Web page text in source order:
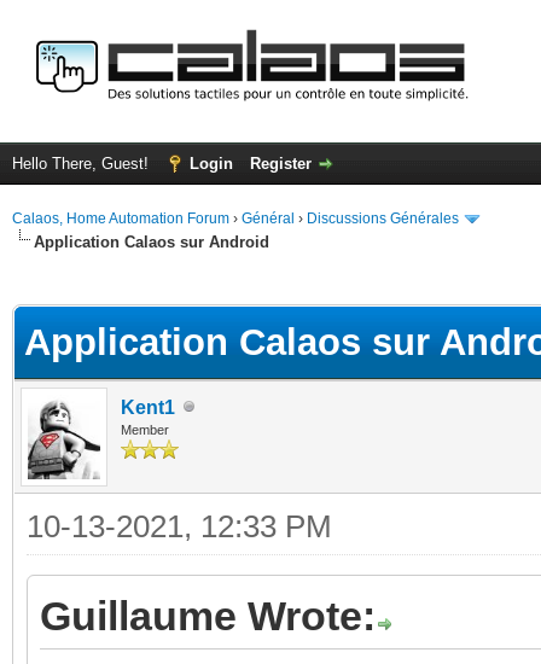
Hello There, Guest! Login Register
Calaos, Home Automation Forum › Général › Discussions Générales
Application Calaos sur Android
Application Calaos sur
Kent1
Member
10-13-2021, 12:33 PM
Guillaume Wrote: